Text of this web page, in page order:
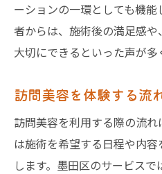
ーションの一環としても機
者からは、施術後の満足感
大切にできるといった声が多
訪問美容を体験する流
訪問美容を利用する際の流
は施術を希望する日程や内
します。墨田区のサービス